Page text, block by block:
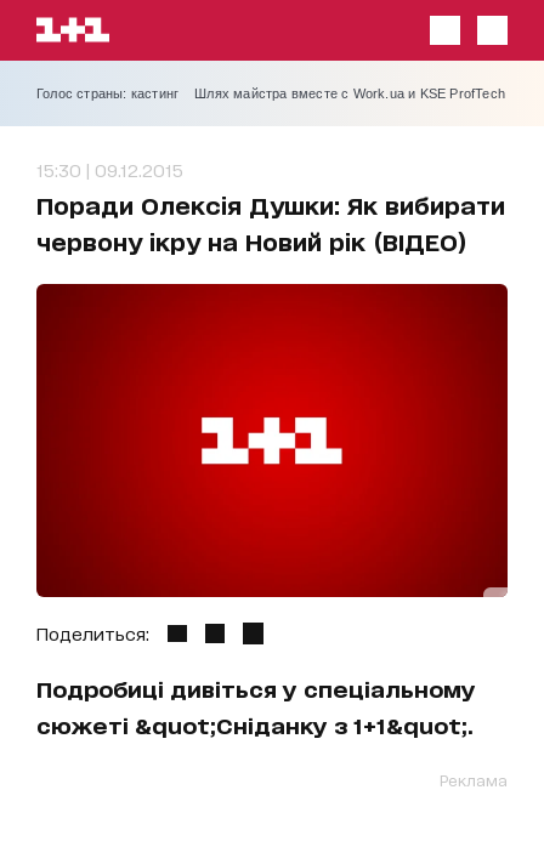
Голос страны: кастинг Шлях майстра вместе с Work.ua и KSE ProfTech
15:30 | 09.12.2015
Поради Олексія Душки: Як вибирати
червону ікру на Новий рік (ВІДЕО)
Поделиться:
Подробиці дивіться у спеціальному
сюжеті &quot;Сніданку з 1+1&quot;.
Реклама